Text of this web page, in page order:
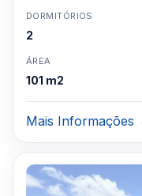
DORMITÓRIOS
2
ÁREA
101 m2
Mais Informações